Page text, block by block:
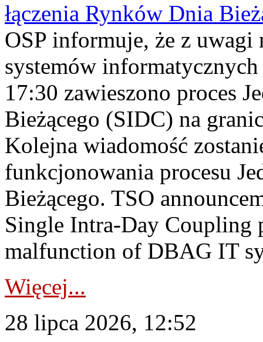
łączenia Rynków Dnia
OSP informuje, że z uwagi
systemów
17:30 zawieszono proces
Bieżącego (SIDC) na
Kolejna wiadomość
funkcjonowania procesu
Bieżącego. TSO
Single Intra-Day Coupling
malfunction of DBAG IT
Więcej...
28 lipca 2026, 12:52